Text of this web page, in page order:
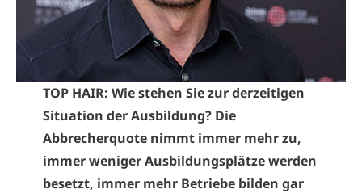
TOP HAIR: Wie stehen Sie zur derzeitigen
Situation der Ausbildung? Die
Abbrecherquote nimmt immer mehr zu,
immer weniger Ausbildungsplätze werden
besetzt, immer mehr Betriebe bilden gar